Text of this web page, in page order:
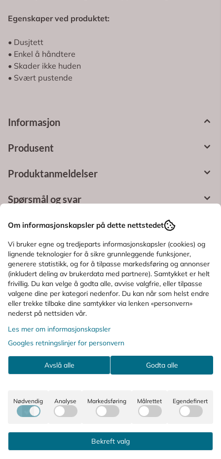
Informasjon
Egenskaper ved produktet:
• Dusjtett
• Enkel å håndtere
• Skader ikke huden
• Svært pustende
Produsent
Produktanmeldelser
Spørsmål og svar
Bruksområde
Ingredienser
KUNDER SOM SÅ PÅ DETTE SÅ OGSÅ
PÅ
Om informasjonskapsler på dette nettstedet
Vi bruker egne og tredjeparts informasjonskapsler (cookies) og
lignende teknologier for å sikre grunnleggende funksjoner,
generere statistikk, og for å tilpasse markedsføring og annonser
(inkludert deling av brukerdata med partnere). Samtykket er helt
frivillig. Du kan velge å godta alle, avvise valgfrie, eller tilpasse
valgene dine per kategori nedenfor. Du kan når som helst endre
eller trekke tilbake dine samtykker via lenken «personvern»
nederst på nettsiden vår.
Les mer om informasjonskapsler
Googles retningslinjer for personvern
Avslå alle Godta alle
Nødvendig Analyse Markedsføring Målrettet Egendefinert
Bekreft valg